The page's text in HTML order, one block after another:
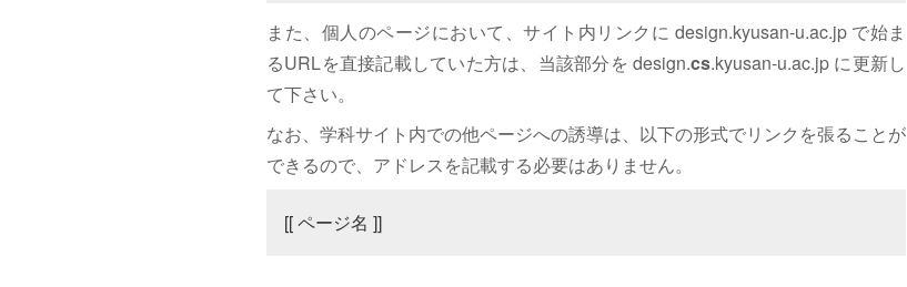
また、個人のページにおいて、サイト内リンクに design.kyusan-u.ac.jp で始ま
るURLを直接記載していた方は、当該部分を design.cs.kyusan-u.ac.jp に更新し
て下さい。
なお、学科サイト内での他ページへの誘導は、以下の形式でリンクを張ることが
できるので、アドレスを記載する必要はありません。
[[ ページ名 ]]